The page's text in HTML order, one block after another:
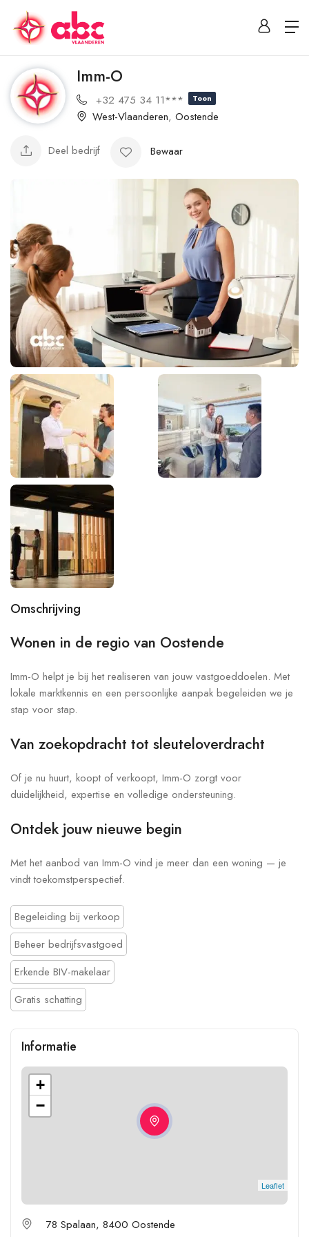
Imm-O
+32 475 34 11*** Toon
West-Vlaanderen, Oostende
Deel bedrijf Bewaar
Omschrijving
Wonen in de regio van Oostende
Imm-O helpt je bij het realiseren van jouw vastgoeddoelen. Met
lokale marktkennis en een persoonlijke aanpak begeleiden we je
stap voor stap.
Van zoekopdracht tot sleuteloverdracht
Of je nu huurt, koopt of verkoopt, Imm-O zorgt voor
duidelijkheid, expertise en volledige ondersteuning.
Ontdek jouw nieuwe begin
Met het aanbod van Imm-O vind je meer dan een woning — je
vindt toekomstperspectief.
Begeleiding bij verkoop
Beheer bedrijfsvastgoed
Erkende BIV-makelaar
Gratis schatting
Informatie
+
−
Leaflet
78 Spalaan, 8400 Oostende